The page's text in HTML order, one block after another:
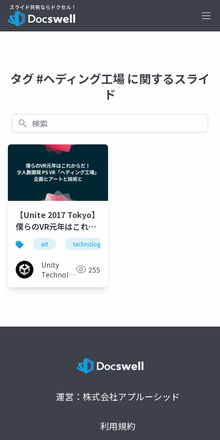
タグ #ヘディング工場 に関するスライ
ド
検索
【Unite 2017 Tokyo】
僕らのVR元年はこれか
らだ！少人数開発 PS
VR「ヘディング工場」
企画とアートと技術
と。
art technology
Unity
Technologies 255
運営：株式会社アプルーシッド
利用規約